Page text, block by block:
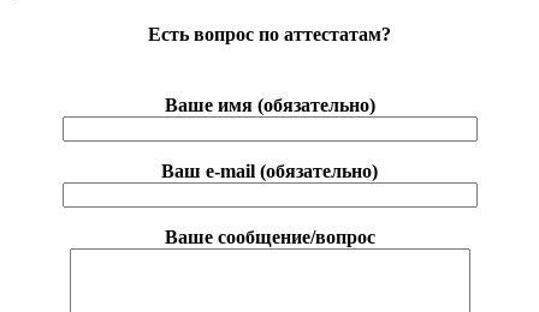
Есть вопрос по аттестатам?
Ваше имя (обязательно)
Ваш e-mail (обязательно)
Ваше сообщение/вопрос